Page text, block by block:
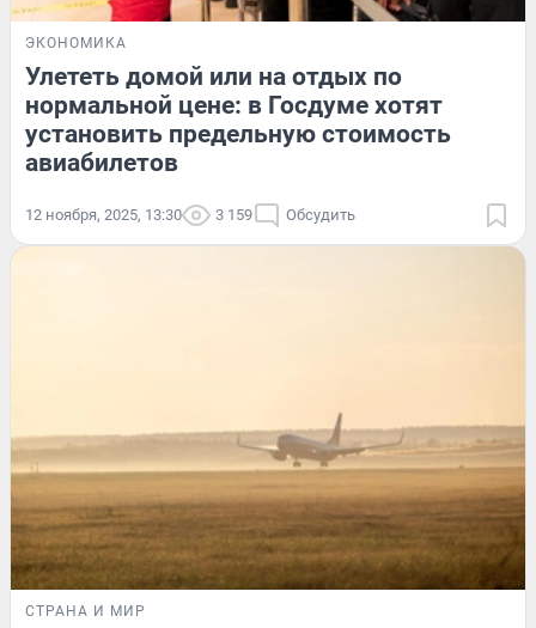
ЭКОНОМИКА
Улететь домой или на отдых по
нормальной цене: в Госдуме хотят
установить предельную стоимость
авиабилетов
12 ноября, 2025, 13:30 3 159 Обсудить
СТРАНА И МИР